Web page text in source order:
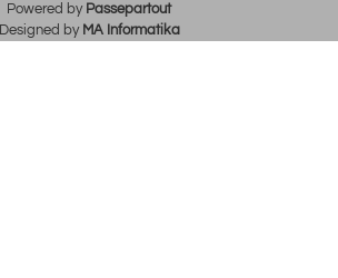
Powered by Passepartout
Designed by MA Informatika